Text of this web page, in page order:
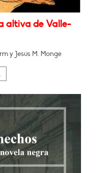
altiva de Valle-
y Jesús M. Monge